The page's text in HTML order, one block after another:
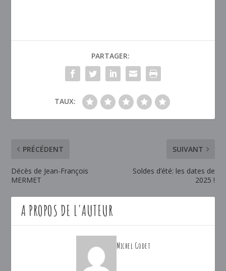
PARTAGER:
TAUX:
PRÉCÉDENT
Décès de Jean-François
MERMET
SUIVANT
Soldes d’été: les dates de
2025 !
A PROPOS DE L'AUTEUR
Michel Godet